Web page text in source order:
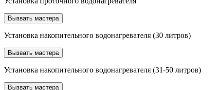
Вызвать мастера
Установка накопительного водонагревателя (30 литров)
Вызвать мастера
Установка накопительного водонагревателя (31-50 литров)
Вызвать мастера